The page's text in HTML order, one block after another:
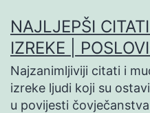
na
sadržaj
NAJLJEPŠI CITATI |
IZREKE |
Najzanimljiviji citati i
izreke ljudi koji su
u povijesti